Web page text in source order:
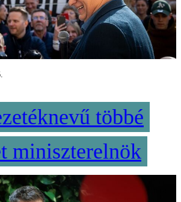
többé
miniszterelnök